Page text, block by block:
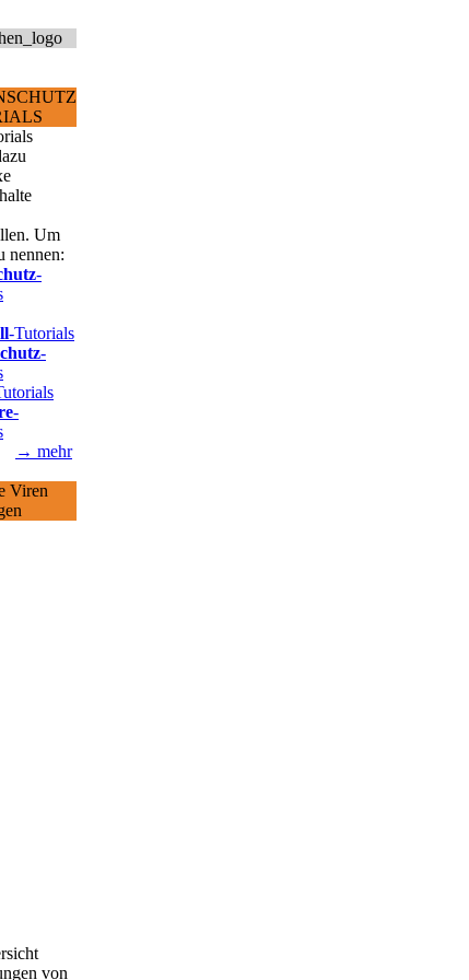
Um
nennen:
-
-Tutorials
-
-
→ mehr
Viren
von